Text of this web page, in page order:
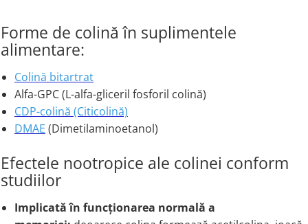
Forme de colină în suplimentele
alimentare:
Colină bitartrat
Alfa-GPC (L-alfa-gliceril fosforil colină)
CDP-colină (Citicolină)
DMAE (Dimetilaminoetanol)
Efectele nootropice ale colinei conform
studiilor
Implicată în funcționarea normală a